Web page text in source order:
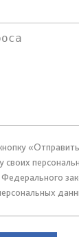
своих
Федерального